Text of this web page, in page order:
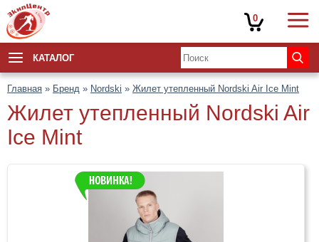
КАТАЛОГ
Главная » Бренд » Nordski » Жилет утепленный Nordski Air Ice Mint
Жилет утепленный Nordski Air
Ice Mint
0